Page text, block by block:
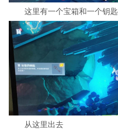
这里有一个宝箱和一个钥匙
从这里出去